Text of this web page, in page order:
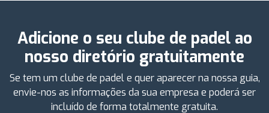
Adicione o seu clube de padel ao
nosso diretório gratuitamente
Se tem um clube de padel e quer aparecer na nossa guia,
envie-nos as informações da sua empresa e poderá ser
incluído de forma totalmente gratuita.